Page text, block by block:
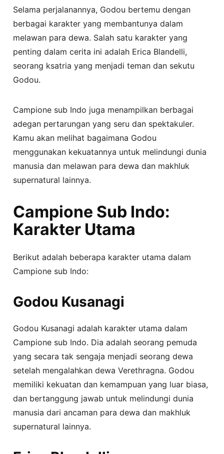
Selama perjalanannya, Godou bertemu dengan
berbagai karakter yang membantunya dalam
melawan para dewa. Salah satu karakter yang
penting dalam cerita ini adalah Erica Blandelli,
seorang ksatria yang menjadi teman dan sekutu
Godou.
Campione sub Indo juga menampilkan berbagai
adegan pertarungan yang seru dan spektakuler.
Kamu akan melihat bagaimana Godou
menggunakan kekuatannya untuk melindungi dunia
manusia dan melawan para dewa dan makhluk
supernatural lainnya.
Campione Sub Indo:
Karakter Utama
Berikut adalah beberapa karakter utama dalam
Campione sub Indo:
Godou Kusanagi
Godou Kusanagi adalah karakter utama dalam
Campione sub Indo. Dia adalah seorang pemuda
yang secara tak sengaja menjadi seorang dewa
setelah mengalahkan dewa Verethragna. Godou
memiliki kekuatan dan kemampuan yang luar biasa,
dan bertanggung jawab untuk melindungi dunia
manusia dari ancaman para dewa dan makhluk
supernatural lainnya.